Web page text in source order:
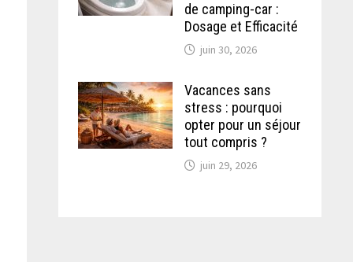
de camping-car :
Dosage et Efficacité
juin 30, 2026
Vacances sans
stress : pourquoi
opter pour un séjour
tout compris ?
juin 29, 2026